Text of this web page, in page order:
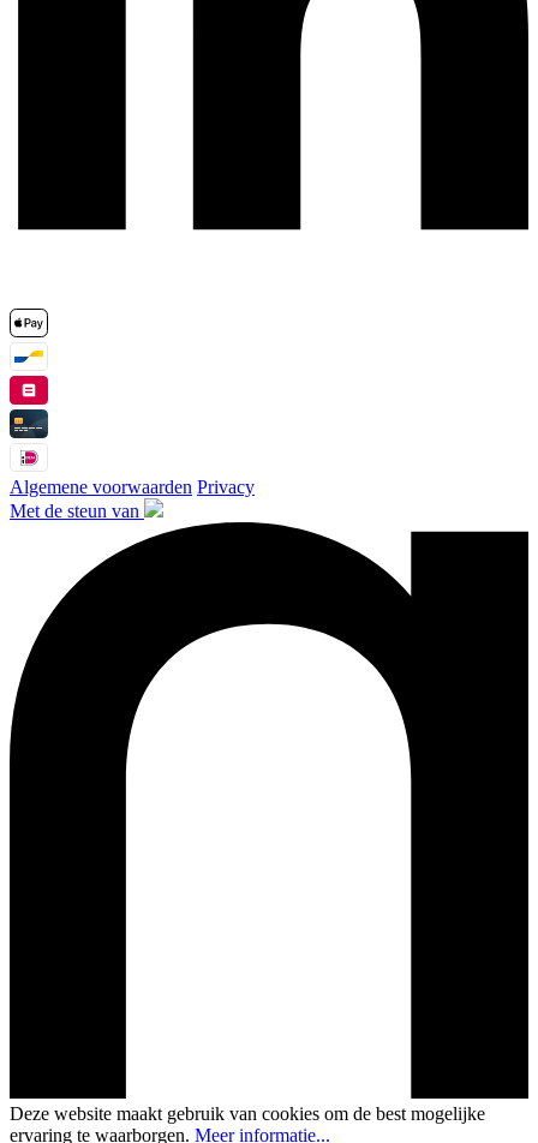
Algemene voorwaarden Privacy
Met de steun van
Deze website maakt gebruik van cookies om de best mogelijke
ervaring te waarborgen. Meer informatie...